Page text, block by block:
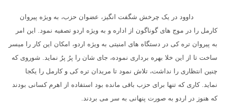
داوود در یک چرخش شگفت انگیز، عضوان حزب، به ویژه پیروان
کارمل را در موج های گوناگون از اداره و به ویژه اردو تصفیه نمود. این امر
به پیروان تره کی در دستگاه های امنیتی به ویژه اردو، امکان این کار را میسر
ساخت تا از این خلا بهره برداری نموده، جای شان را پرُ پرُ نماید. شوروی که
چنین انتظاری را نداشت، تلاش نمود تا مریدان تره کی و کارمل را یکجا
نماید. کاری که تنها برای حزب باقی مانده بود استفاده از اهرم کسانی بودند
که هنوز در اردو به صورت پنهانی به سر می بردند.